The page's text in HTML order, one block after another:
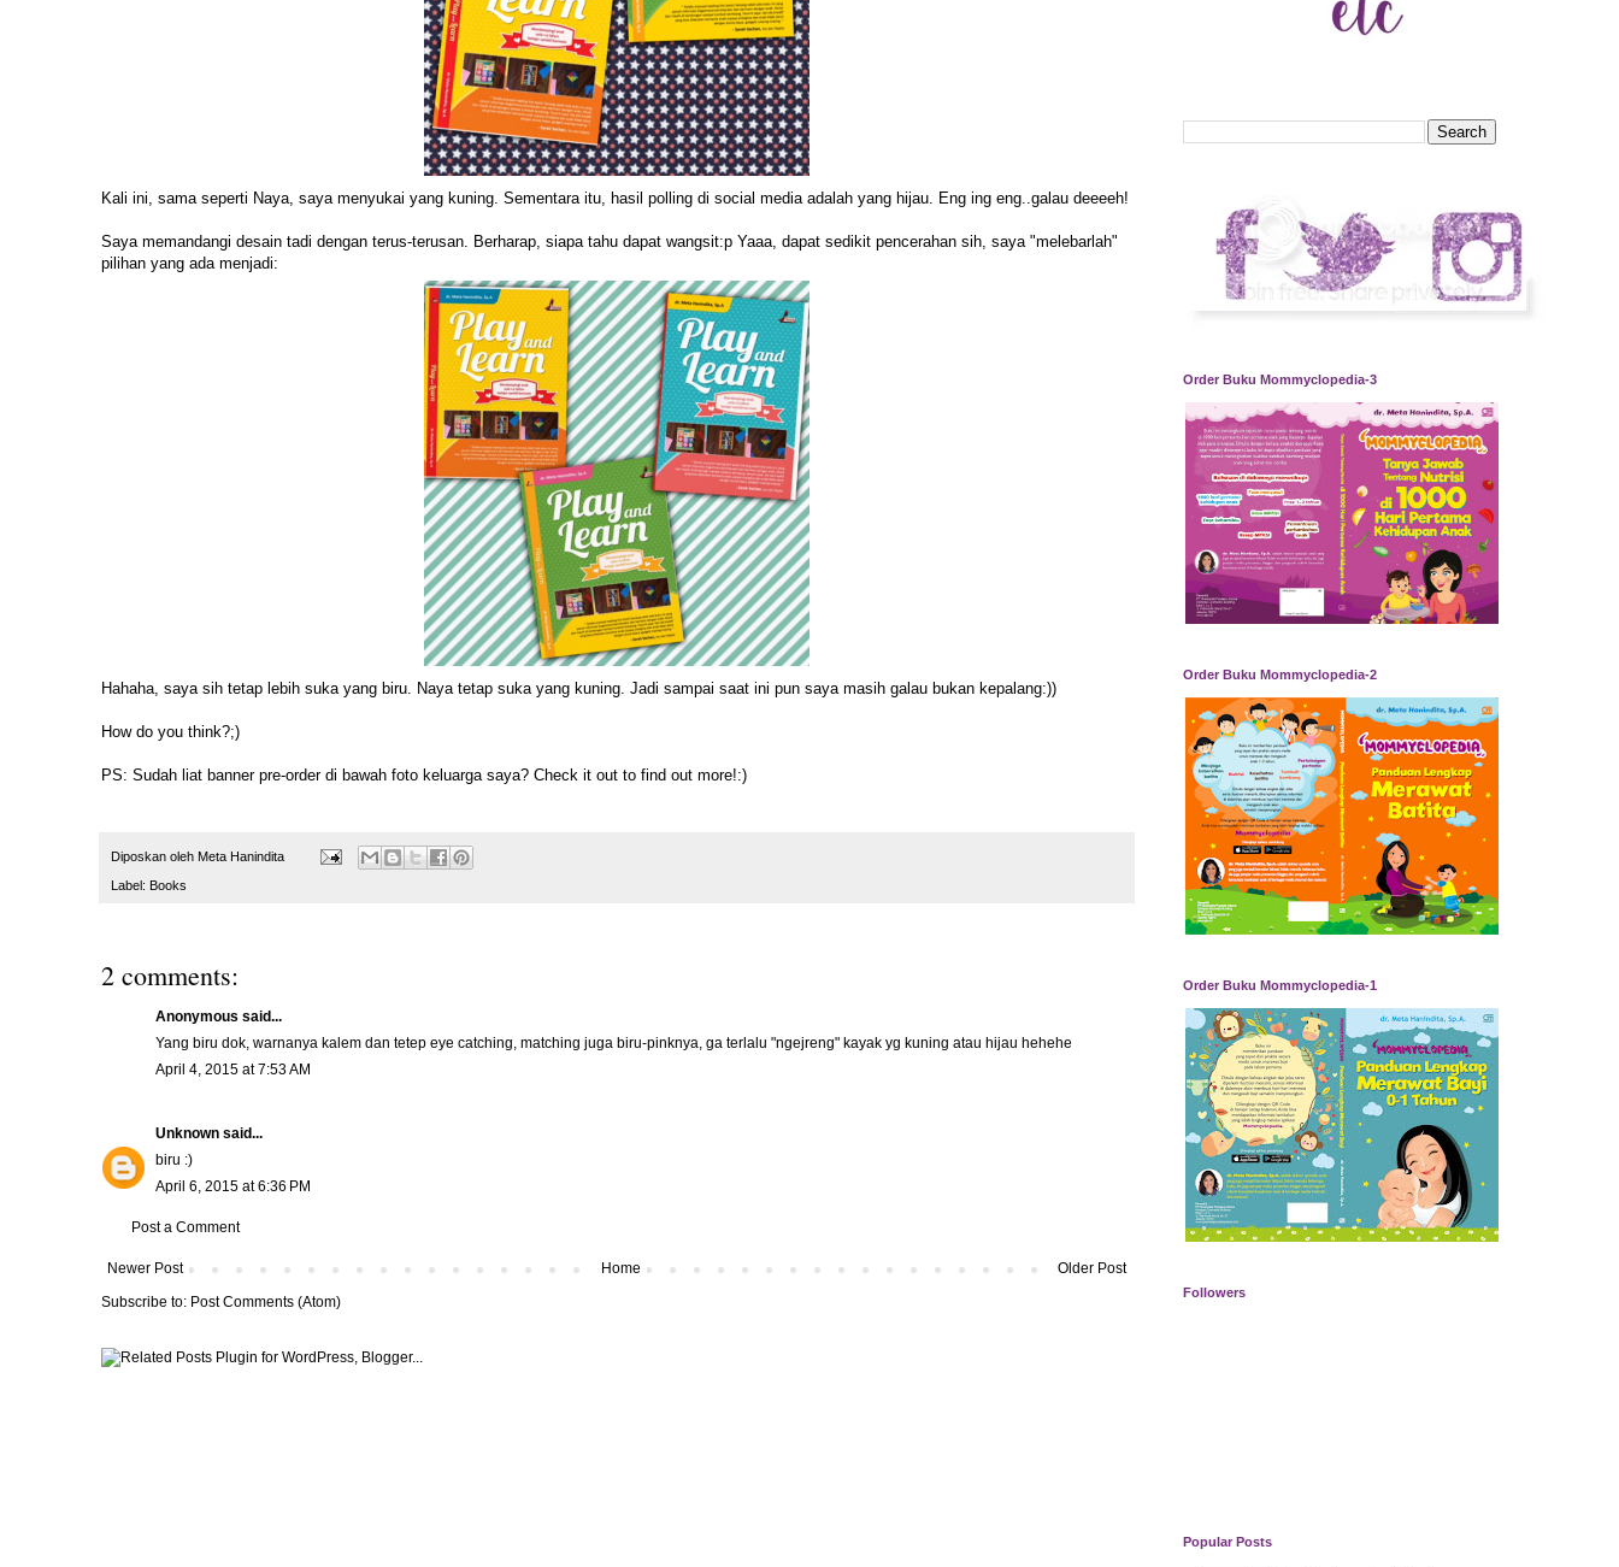
Kali ini, sama seperti Naya, saya menyukai yang kuning. Sementara itu, hasil polling di social media adalah yang hijau. Eng ing eng..galau deeeeh!
Saya memandangi desain tadi dengan terus-terusan. Berharap, siapa tahu dapat wangsit:p Yaaa, dapat sedikit pencerahan sih, saya "melebarlah"
pilihan yang ada menjadi:
Hahaha, saya sih tetap lebih suka yang biru. Naya tetap suka yang kuning. Jadi sampai saat ini pun saya masih galau bukan kepalang:))
How do you think?;)
PS: Sudah liat banner pre-order di bawah foto keluarga saya? Check it out to find out more!:)
Diposkan oleh Meta Hanindita
Label: Books
2 comments:
Anonymous said...
Yang biru dok, warnanya kalem dan tetep eye catching, matching juga biru-pinknya, ga terlalu "ngejreng" kayak yg kuning atau hijau hehehe
April 4, 2015 at 7:53 AM
Unknown said...
biru :)
April 6, 2015 at 6:36 PM
Post a Comment
Newer Post Older Post
Home
Subscribe to: Post Comments (Atom)
Order Buku Mommyclopedia-3
Order Buku Mommyclopedia-2
Order Buku Mommyclopedia-1
Followers
Popular Posts